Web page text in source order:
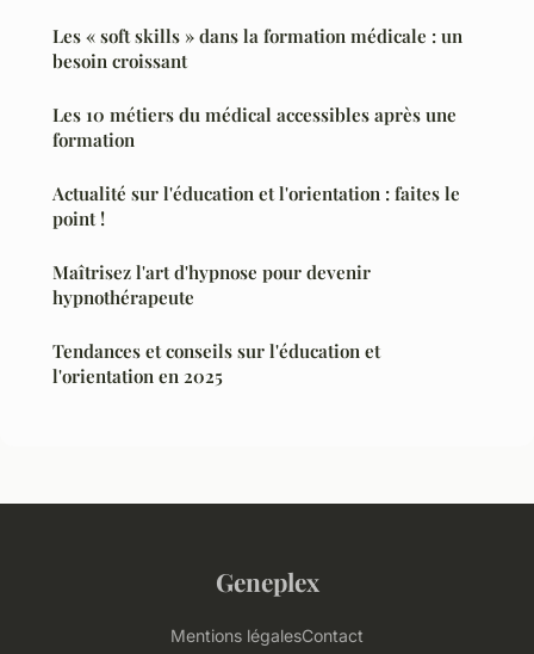
Les « soft skills » dans la formation médicale : un
besoin croissant
Les 10 métiers du médical accessibles après une
formation
Actualité sur l'éducation et l'orientation : faites le
point !
Maîtrisez l'art d'hypnose pour devenir
hypnothérapeute
Tendances et conseils sur l'éducation et
l'orientation en 2025
Geneplex
Mentions légalesContact